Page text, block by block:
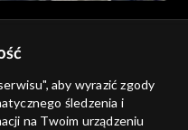
aby wyrazić zgody
śledzenia i
na Twoim urządzeniu